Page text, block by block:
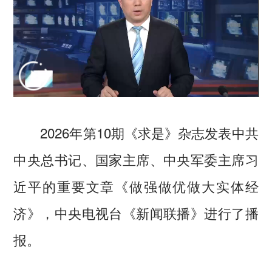
2026年第10期《求是》杂志发表中共
中央总书记、国家主席、中央军委主席习
近平的重要文章《做强做优做大实体经
济》，中央电视台《新闻联播》进行了播
报。